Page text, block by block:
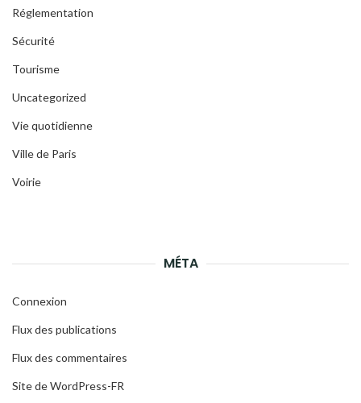
Réglementation
Sécurité
Tourisme
Uncategorized
Vie quotidienne
Ville de Paris
Voirie
MÉTA
Connexion
Flux des publications
Flux des commentaires
Site de WordPress-FR